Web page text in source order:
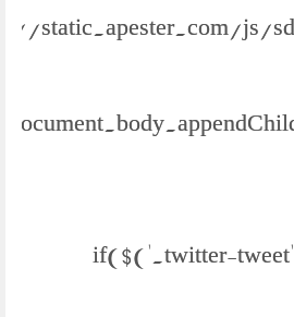
static.apester.com/js/
if($('.twitter-